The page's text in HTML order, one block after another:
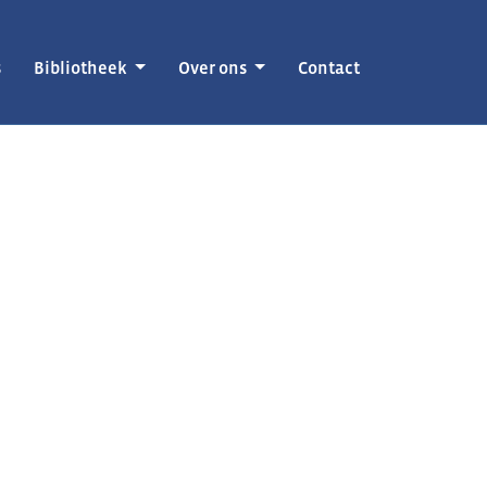
Bibliotheek Over ons Contact